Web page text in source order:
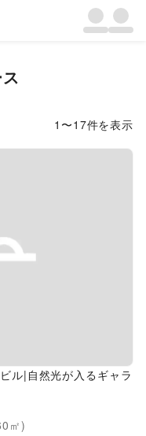
1 〜17件を表示
ル|自然光が入るギャラ
㎡)